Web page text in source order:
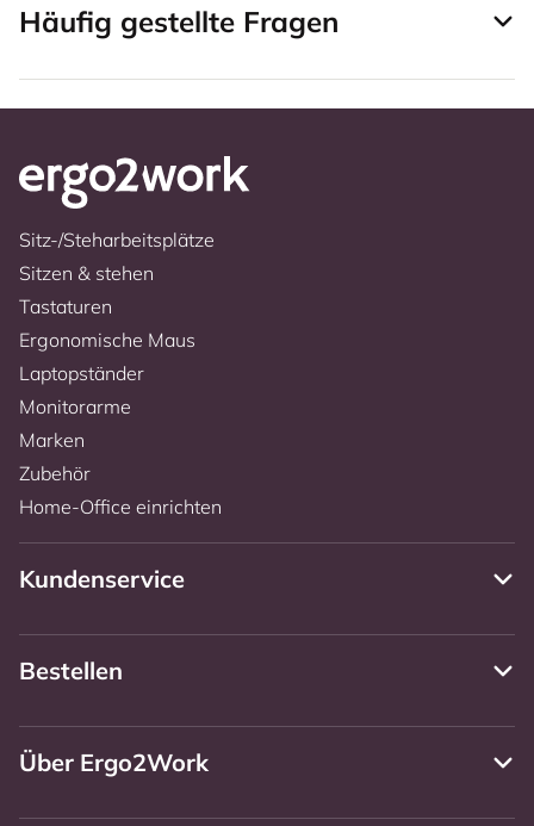
Häufig gestellte Fragen
Sitz-/Steharbeitsplätze
Sitzen & stehen
Tastaturen
Ergonomische Maus
Laptopständer
Monitorarme
Marken
Zubehör
Home-Office einrichten
Kundenservice
Bestellen
Über Ergo2Work